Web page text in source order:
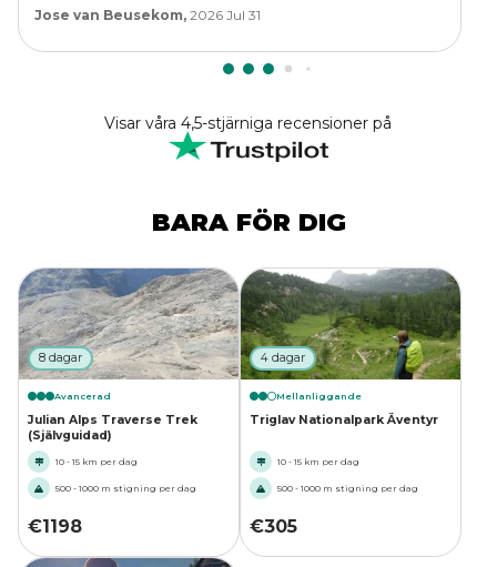
Jose van Beusekom, 2026 Jul 31
Visar våra 4,5-stjärniga recensioner på
BARA FÖR DIG
8 dagar
Avancerad
Julian Alps Traverse Trek
(Självguidad)
10 - 15 km per dag
500 - 1000 m stigning per dag
€1198
4 dagar
Mellanliggande
Triglav Nationalpark Äventyr
10 - 15 km per dag
500 - 1000 m stigning per dag
€305